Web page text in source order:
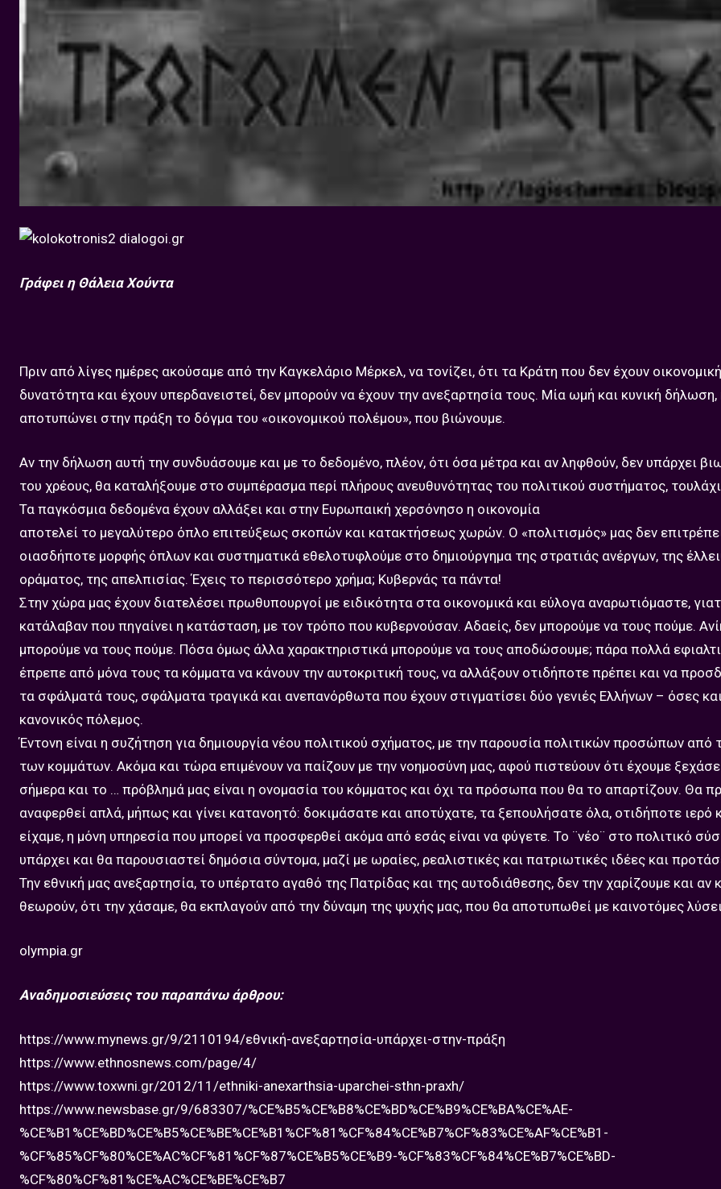
Γράφει η Θάλεια Χούντα
Πριν από λίγες ημέρες ακούσαμε από την Καγκελάριο Μέρκελ, να τονίζει, ότι τα Κράτη που δεν έχουν οικονομική
δυνατότητα και έχουν υπερδανειστεί, δεν μπορούν να έχουν την ανεξαρτησία τους. Μία ωμή και κυνική
αποτυπώνει στην πράξη το δόγμα του «οικονομικού πολέμου», που βιώνουμε.
Αν την δήλωση αυτή την συνδυάσουμε και με το δεδομένο, πλέον, ότι όσα μέτρα και αν ληφθούν, δεν υπάρχει
του χρέους, θα καταλήξουμε στο συμπέρασμα περί πλήρους ανευθυνότητας του πολιτικού συστήματος,
Τα παγκόσμια δεδομένα έχουν αλλάξει και στην Ευρωπαική χερσόνησο η οικονομία
αποτελεί το μεγαλύτερο όπλο επιτεύξεως σκοπών και κατακτήσεως χωρών. Ο «πολιτισμός» μας δεν
οιασδήποτε μορφής όπλων και συστηματικά εθελοτυφλούμε στο δημιούργημα της στρατιάς ανέργων, της
οράματος, της απελπισίας. Έχεις το περισσότερο χρήμα; Κυβερνάς τα πάντα!
Στην χώρα μας έχουν διατελέσει πρωθυπουργοί με ειδικότητα στα οικονομικά και εύλογα αναρωτιόμαστε,
κατάλαβαν που πηγαίνει η κατάσταση, με τον τρόπο που κυβερνούσαν. Αδαείς, δεν μπορούμε να τους πούμε.
μπορούμε να τους πούμε. Πόσα όμως άλλα χαρακτηριστικά μπορούμε να τους αποδώσουμε; πάρα πολλά
έπρεπε από μόνα τους τα κόμματα να κάνουν την αυτοκριτική τους, να αλλάξουν οτιδήποτε πρέπει και να
τα σφάλματά τους, σφάλματα τραγικά και ανεπανόρθωτα που έχουν στιγματίσει δύο γενιές Ελλήνων – όσες
κανονικός πόλεμος.
Έντονη είναι η συζήτηση για δημιουργία νέου πολιτικού σχήματος, με την παρουσία πολιτικών προσώπων από
των κομμάτων. Ακόμα και τώρα επιμένουν να παίζουν με την νοημοσύνη μας, αφού πιστεύουν ότι έχουμε
σήμερα και το … πρόβλημά μας είναι η ονομασία του κόμματος και όχι τα πρόσωπα που θα το απαρτίζουν. Θα
αναφερθεί απλά, μήπως και γίνει κατανοητό: δοκιμάσατε και αποτύχατε, τα ξεπουλήσατε όλα, οτιδήποτε ιερό
είχαμε, η μόνη υπηρεσία που μπορεί να προσφερθεί ακόμα από εσάς είναι να φύγετε. Το ¨νέο¨ στο πολιτικό
υπάρχει και θα παρουσιαστεί δημόσια σύντομα, μαζί με ωραίες, ρεαλιστικές και πατριωτικές ιδέες και
Την εθνική μας ανεξαρτησία, το υπέρτατο αγαθό της Πατρίδας και της αυτοδιάθεσης, δεν την χαρίζουμε και αν
θεωρούν, ότι την χάσαμε, θα εκπλαγούν από την δύναμη της ψυχής μας, που θα αποτυπωθεί με καινοτόμες
olympia.gr
Αναδημοσιεύσεις του παραπάνω άρθρου:
https://www.mynews.gr/9/2110194/εθνική-ανεξαρτησία-υπάρχει-στην-πράξη
https://www.ethnosnews.com/page/4/
https://www.toxwni.gr/2012/11/ethniki-anexarthsia-uparchei-sthn-praxh/
https://www.newsbase.gr/9/683307/%CE%B5%CE%B8%CE%BD%CE%B9%CE%BA%CE%AE-
%CE%B1%CE%BD%CE%B5%CE%BE%CE%B1%CF%81%CF%84%CE%B7%CF%83%CE%AF%CE%B1-
%CF%85%CF%80%CE%AC%CF%81%CF%87%CE%B5%CE%B9-%CF%83%CF%84%CE%B7%CE%BD-
%CF%80%CF%81%CE%AC%CE%BE%CE%B7